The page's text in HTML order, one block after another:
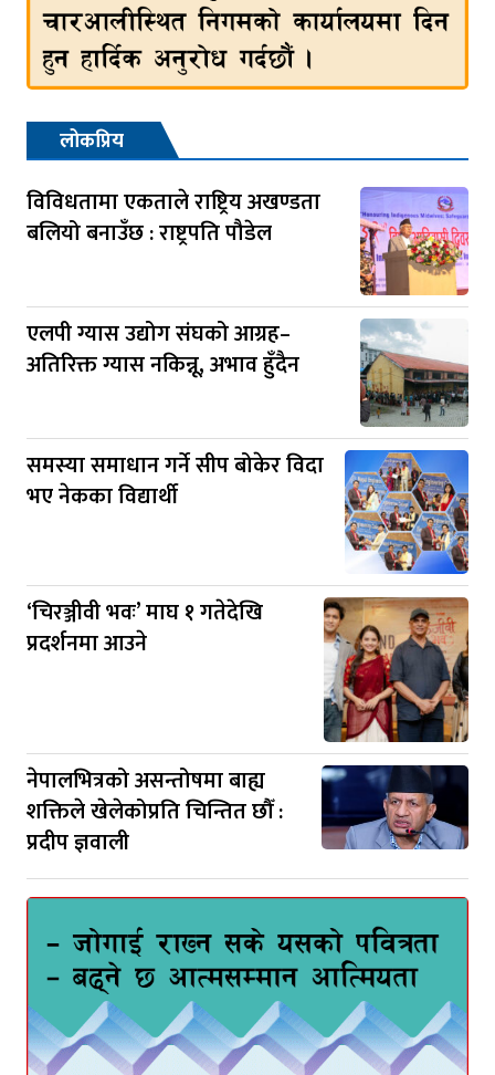
लोकप्रिय
विविधतामा एकताले राष्ट्रिय अखण्डता
बलियो बनाउँछ : राष्ट्रपति पौडेल
एलपी ग्यास उद्योग संघको आग्रह–
अतिरिक्त ग्यास नकिन्नू, अभाव हुँदैन
समस्या समाधान गर्ने सीप बोकेर विदा
भए नेकका विद्यार्थी
‘चिरञ्जीवी भवः’ माघ १ गतेदेखि
प्रदर्शनमा आउने
नेपालभित्रको असन्तोषमा बाह्य
शक्तिले खेलेकोप्रति चिन्तित छौँ :
प्रदीप ज्ञवाली